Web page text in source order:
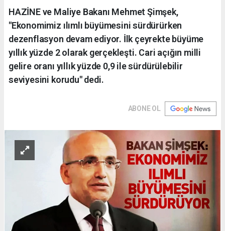
HAZİNE ve Maliye Bakanı Mehmet Şimşek,
"Ekonomimiz ılımlı büyümesini sürdürürken
dezenflasyon devam ediyor. İlk çeyrekte büyüme
yıllık yüzde 2 olarak gerçekleşti. Cari açığın milli
gelire oranı yıllık yüzde 0,9 ile sürdürülebilir
seviyesini korudu" dedi.
ABONE OL